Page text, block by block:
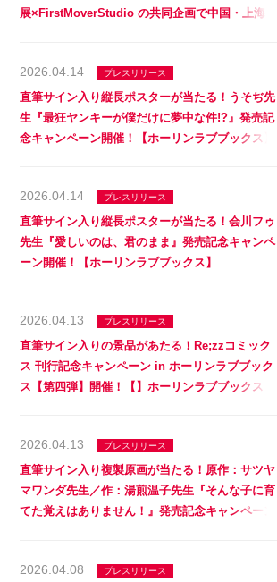
展×FirstMoverStudio の共同企画で中国・上海
2026.04.14 プレスリリース
直筆サイン入り縦長ポスターが当たる！うそぢ先
生『最狂ヤンキーが僕だけに夢中な件!?』発売記
念キャンペーン開催！【ホーリンラブブックス】
2026.04.14 プレスリリース
直筆サイン入り縦長ポスターが当たる！会川フゥ
先生『愛しいのは、君のまま』発売記念キャンペ
ーン開催！【ホーリンラブブックス】
2026.04.13 プレスリリース
直筆サイン入りの景品があたる！Re;zzコミック
ス 刊行記念キャンペーン in ホーリンラブブック
ス【第四弾】開催！【】ホーリンラブブックス
2026.04.13 プレスリリース
直筆サイン入り複製原画が当たる！原作：サツヤ
マワンダ先生／作：湯煎温子先生『そんな子に育
てた覚えはありません！』発売記念キャンペーン
2026.04.08 プレスリリース